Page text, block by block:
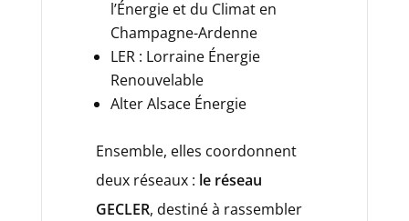
l’Énergie et du Climat en
Champagne-Ardenne
LER : Lorraine Énergie
Renouvelable
Alter Alsace Énergie
Ensemble, elles coordonnent
deux réseaux : le réseau
GECLER, destiné à rassembler